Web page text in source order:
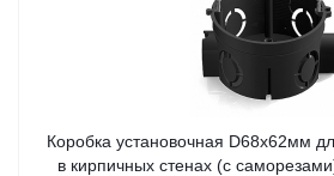
Коробка установочная D68x62мм для скрытого монтажа